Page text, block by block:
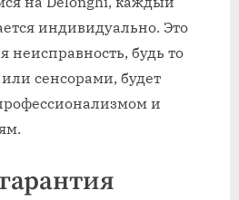
индивидуально. Это
неисправность, будь то
сенсорами, будет
и